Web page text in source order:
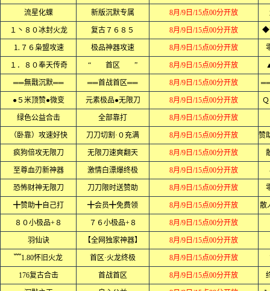
流星化蝶 新版沉默专属 8月/9日/15点00分开放
１丶８０冰封火龙 复古７６８５ 8月/9日/15点00分开放 ◆
⒈７６枭盟攻速 极品神器攻速 8月/9日/15点00分开放
１．８０奉天传奇 “ 首区 ” 8月/9日/15点00分开放
══無戬沉默══ ══首战首区══ 8月/9日/15点00分开放
●５米顶赞●微变 元素极品●无限刀 8月/9日/15点00分开放
绿色公益合击 全部靠打 8月/9日/15点00分开放
（卧靠）攻速好快 刀刀切割·０充满 8月/9日/15点00分开放
疯狗倍攻无限刀 无限刀速爽翻天 8月/9日/15点00分开放
至尊血刃新神器 激情白漂爆终极 8月/9日/15点00分开放
恐怖财神无限刀 刀刀限时送赞助 8月/9日/15点00分开放
╋赞助╋自己打 ╋会员╋免费领 8月/9日/15点00分开放 散
８０小极品+８ ７６小极品+８ 8月/9日/15点00分开放
羽仙诀 【全网独家神器】 8月/9日/15点00分开放
﹌1.80怀旧火龙 首区·火龙终极 8月/9日/15点00分开放
176复古合击 首战首区 8月/9日/15点00分开放